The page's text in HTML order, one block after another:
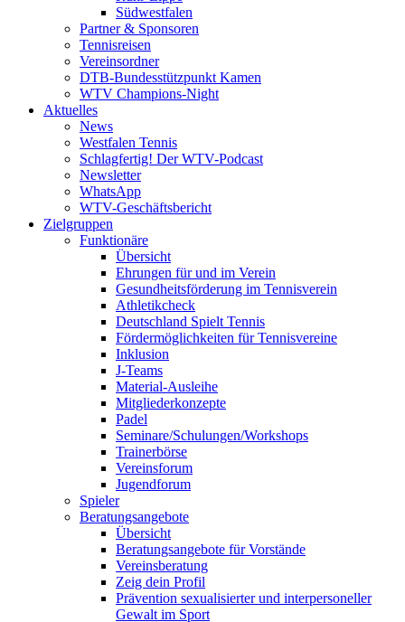
Südwestfalen
Partner & Sponsoren
Tennisreisen
Vereinsordner
DTB-Bundesstützpunkt Kamen
WTV Champions-Night
Aktuelles
News
Westfalen Tennis
Schlagfertig! Der WTV-Podcast
Newsletter
WhatsApp
WTV-Geschäftsbericht
Zielgruppen
Funktionäre
Übersicht
Ehrungen für und im Verein
Gesundheitsförderung im Tennisverein
Athletikcheck
Deutschland Spielt Tennis
Fördermöglichkeiten für Tennisvereine
Inklusion
J-Teams
Material-Ausleihe
Mitgliederkonzepte
Padel
Seminare/Schulungen/Workshops
Trainerbörse
Vereinsforum
Jugendforum
Spieler
Beratungsangebote
Übersicht
Beratungsangebote für Vorstände
Vereinsberatung
Zeig dein Profil
Prävention sexualisierter und interpersoneller
Gewalt im Sport